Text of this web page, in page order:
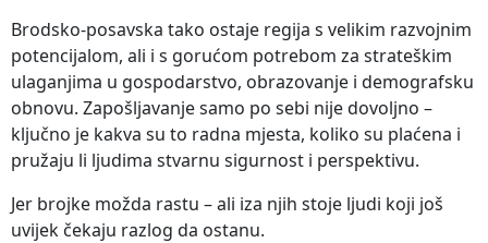
Brodsko-posavska tako ostaje regija s velikim razvojnim
potencijalom, ali i s gorućom potrebom za strateškim
ulaganjima u gospodarstvo, obrazovanje i demografsku
obnovu. Zapošljavanje samo po sebi nije dovoljno –
ključno je kakva su to radna mjesta, koliko su plaćena i
pružaju li ljudima stvarnu sigurnost i perspektivu.
Jer brojke možda rastu – ali iza njih stoje ljudi koji još
uvijek čekaju razlog da ostanu.